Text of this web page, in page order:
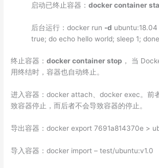
启动已终止容器：docker container
后台运行：docker run -d
true; do echo hello world; sleep 1;
终止容器：docker container stop ， 当
用终结时，容器也自动终止。
进入容器：docker attach、docker exec。前
致容器停止，而后者不会导致容器的停止。
导出容器：docker export 7691a814370e >
导入容器：docker import – test/ubuntu:v1.0